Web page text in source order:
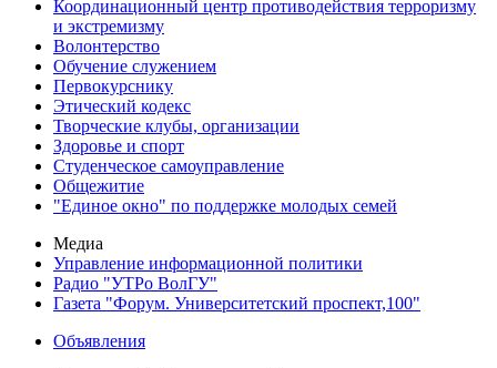
Координационный центр противодействия терроризму
и экстремизму
Волонтерство
Обучение служением
Первокурснику
Этический кодекс
Творческие клубы, организации
Здоровье и спорт
Студенческое самоуправление
Общежитие
"Единое окно" по поддержке молодых семей
Медиа
Управление информационной политики
Радио "УТРо ВолГУ"
Газета "Форум. Университетский проспект,100"
Объявления